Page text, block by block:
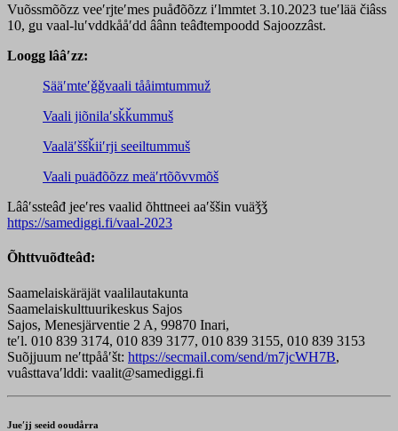
Vuõssmõõzz veeʹrjteʹmes puåđõõzz iʹlmmtet 3.10.2023 tueʹlää čiâss
10, ǥu vaal-luʹvddkååʹdd âânn teâđtempoodd Sajoozzâst.
Looǥǥ lââʹzz:
Sääʹmteʹǧǧvaali tååimtummuž
Vaali jiõnilaʹsǩǩummuš
Vaaläʹššǩiiʹrji seeiltummuš
Vaali puäđõõzz meäʹrtõõvvmõš
Lââʹssteâđ jeeʹres vaalid õhttneei aaʹššin vuäǯǯ
https://samediggi.fi/vaal-2023
Õhttvuõđteâđ:
Saamelaiskäräjät vaalilautakunta
Saamelaiskulttuurikeskus Sajos
Sajos, Menesjärventie 2 A, 99870 Inari,
teʹl. 010 839 3174, 010 839 3177, 010 839 3155, 010 839 3153
Suõjjuum neʹttpååʹšt: https://secmail.com/send/m7jcWH7B,
vuâsttavaʹlddi: vaalit@samediggi.fi
Jueʹjj seeid ooudårra